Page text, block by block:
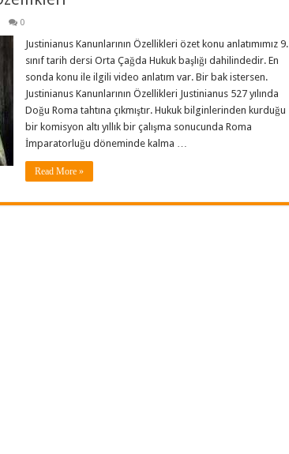
0
Justinianus Kanunlarının Özellikleri özet konu anlatımımız 9.
sınıf tarih dersi Orta Çağda Hukuk başlığı dahilindedir. En
sonda konu ile ilgili video anlatım var. Bir bak istersen.
Justinianus Kanunlarının Özellikleri Justinianus 527 yılında
Doğu Roma tahtına çıkmıştır. Hukuk bilginlerinden kurduğu
bir komisyon altı yıllık bir çalışma sonucunda Roma
İmparatorluğu döneminde kalma …
Read More »